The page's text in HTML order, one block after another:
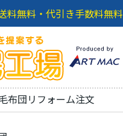
料無料・代引き手数料無料
布団リフォーム注文